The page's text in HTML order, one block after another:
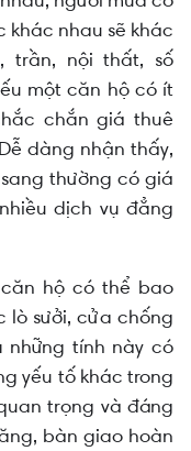
khác nhau sẽ khác
trần, nội thất, số
một căn hộ có ít
chắn giá thuê
dàng nhận thấy,
thường có giá
dịch vụ đẳng
hộ có thể bao
lò sưởi, cửa chống
những tính này có
yếu tố khác trong
trọng và đáng
bàn giao hoàn